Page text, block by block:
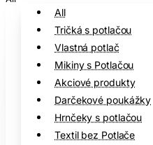
All
Tričká s potlačou
Vlastná potlač
Mikiny s Potlačou
Akciové produkty
Darčekové poukážky
Hrnčeky s potlačou
Textil bez Potlače